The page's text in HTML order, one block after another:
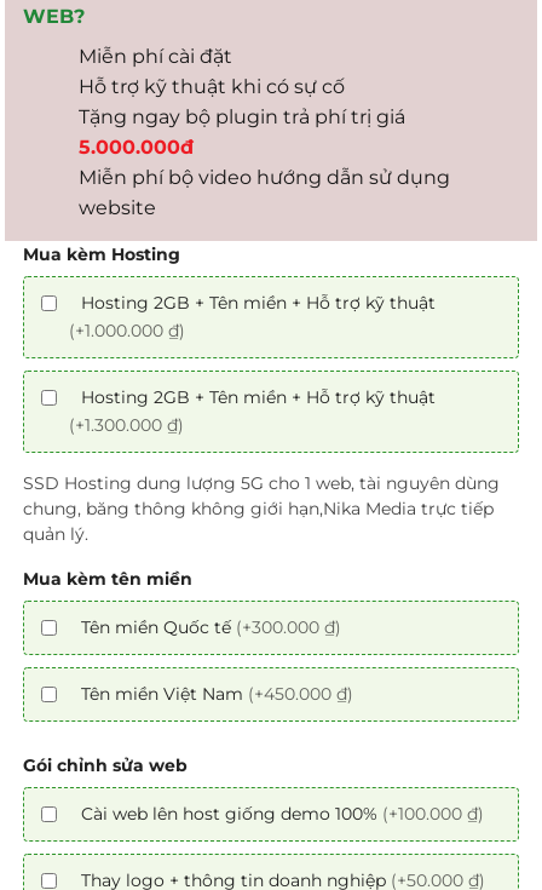
WEB?
Miễn phí cài đặt
Hỗ trợ kỹ thuật khi có sự cố
Tặng ngay bộ plugin trả phí trị giá
5.000.000đ
Miễn phí bộ video hướng dẫn sử dụng
website
Mua kèm Hosting
Hosting 2GB + Tên miền + Hỗ trợ kỹ thuật
(+1.000.000 ₫)
Hosting 2GB + Tên miền + Hỗ trợ kỹ thuật
(+1.300.000 ₫)
SSD Hosting dung lượng 5G cho 1 web, tài nguyên dùng
chung, băng thông không giới hạn,Nika Media trực tiếp
quản lý.
Mua kèm tên miền
Tên miền Quốc tế (+300.000 ₫)
Tên miền Việt Nam (+450.000 ₫)
Gói chỉnh sửa web
Cài web lên host giống demo 100% (+100.000 ₫)
Thay logo + thông tin doanh nghiệp (+50.000 ₫)